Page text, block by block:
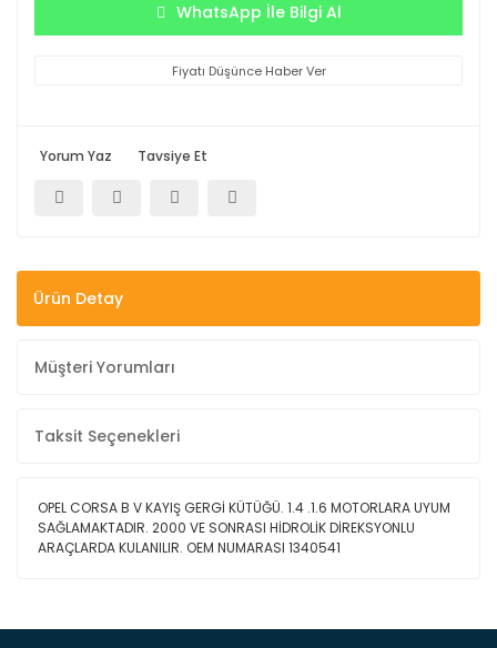
WhatsApp İle Bilgi Al
Fiyatı Düşünce Haber Ver
Yorum Yaz Tavsiye Et
Ürün Detay
Müşteri Yorumları
Taksit Seçenekleri
OPEL CORSA B V KAYIŞ GERGİ KÜTÜĞÜ. 1.4 .1.6 MOTORLARA UYUM
SAĞLAMAKTADIR. 2000 VE SONRASI HİDROLİK DİREKSYONLU
ARAÇLARDA KULANILIR. OEM NUMARASI 1340541